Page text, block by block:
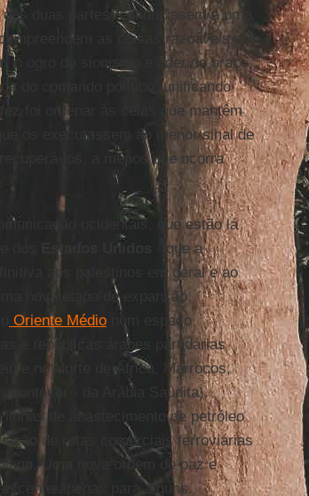
duas partes, conduzissem a uma
as coisas razoáveis ​​e o
, o ogro do sionismo e líder do braço
do comando político, unificando
foi ordenar às celas que mantêm
os executassem ao menor sinal de
los, a menos que ocorra
ocidentais, que estão lá
Estados Unidos
- que a
aos palestinos em geral e ao
nova etapa de expansão
Oriente Médionum espaço
e repúblicas árabes partidárias
e no Norte de África, Marrocos,
- da Arábia Saudita).
de abastecimento de petróleo
de rotas comerciais ferroviárias
Uma nova ordem de paz e
apenas para alguns.